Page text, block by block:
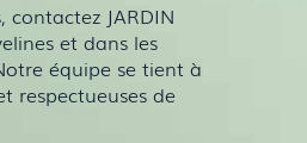
JARDIN
et dans les
équipe se tient à
respectueuses de